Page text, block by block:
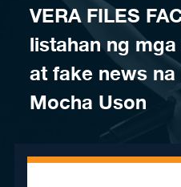
​VERA FILES
listahan ng
at fake news
Mocha Uson